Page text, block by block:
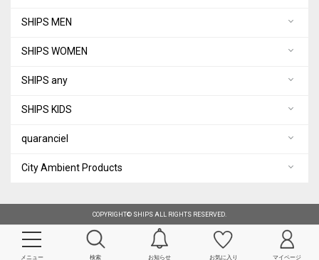
メニュー 検索 お知らせ お気に入り マイページ
SHIPS MEN
SHIPS WOMEN
SHIPS any
SHIPS KIDS
quaranciel
City Ambient Products
COPYRIGHT© SHIPS ALL RIGHTS RESERVED.